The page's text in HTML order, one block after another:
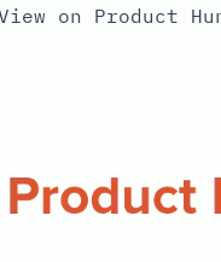
on Product